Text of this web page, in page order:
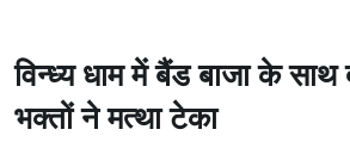
विन्ध्य धाम में बैंड बाजा के
भक्तों ने मत्था टेका